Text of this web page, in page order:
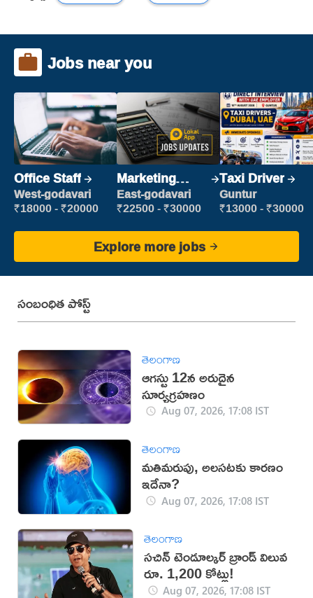
Jobs near you
Office Staff
West-godavari
₹18000 - ₹20000
Marketing
Executive
East-godavari
₹22500 - ₹30000
Taxi Driver
Guntur
₹13000 - ₹30000
Explore more jobs
సంబంధిత పోస్ట్
తెలంగాణ
ఆగస్టు 12న అరుదైన
సూర్యగ్రహణం
Aug 07, 2026, 17:08 IST
తెలంగాణ
మతిమరుపు, అలసటకు కారణం
ఇదేనా?
Aug 07, 2026, 17:08 IST
తెలంగాణ
సచిన్ టెండూల్కర్ బ్రాండ్ విలువ
రూ. 1,200 కోట్లు!
Aug 07, 2026, 17:08 IST